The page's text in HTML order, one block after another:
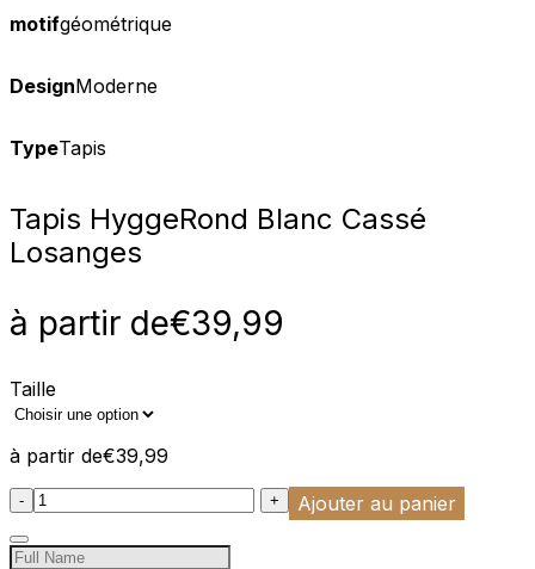
motifgéométrique
DesignModerne
TypeTapis
Tapis HyggeRond Blanc Cassé
Losanges
à partir de€39,99
Taille
à partir de€39,99
:product_name quantity
- + Ajouter au panier